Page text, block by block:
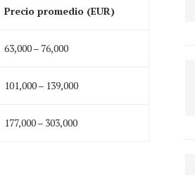
Precio promedio (EUR)
63,000 – 76,000
101,000 – 139,000
177,000 – 303,000